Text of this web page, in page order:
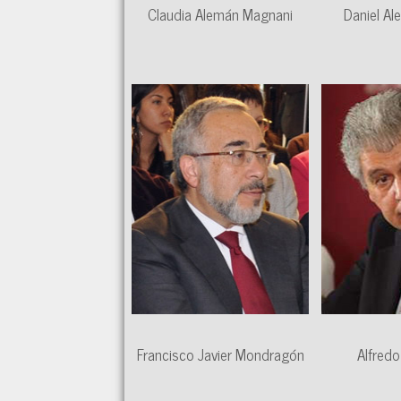
Claudia Alemán Magnani Daniel
Francisco Javier Mondragón